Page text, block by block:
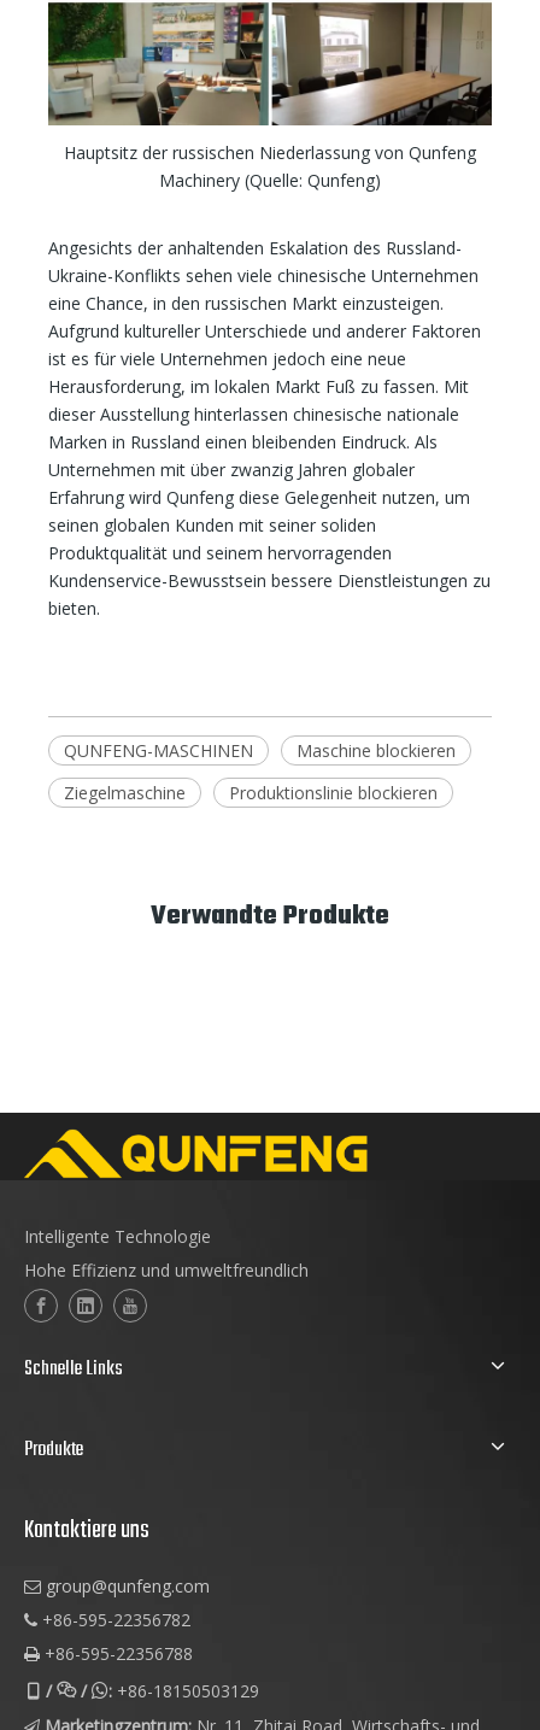
Hauptsitz der russischen Niederlassung von Qunfeng
Machinery (Quelle: Qunfeng)
Angesichts der anhaltenden Eskalation des Russland-
Ukraine-Konflikts sehen viele chinesische Unternehmen
eine Chance, in den russischen Markt einzusteigen.
Aufgrund kultureller Unterschiede und anderer Faktoren
ist es für viele Unternehmen jedoch eine neue
Herausforderung, im lokalen Markt Fuß zu fassen. Mit
dieser Ausstellung hinterlassen chinesische nationale
Marken in Russland einen bleibenden Eindruck. Als
Unternehmen mit über zwanzig Jahren globaler
Erfahrung wird Qunfeng diese Gelegenheit nutzen, um
seinen globalen Kunden mit seiner soliden
Produktqualität und seinem hervorragenden
Kundenservice-Bewusstsein bessere Dienstleistungen zu
bieten.
QUNFENG-MASCHINEN
Maschine blockieren
Ziegelmaschine
Produktionslinie blockieren
Verwandte Produkte
Intelligente Technologie
Hohe Effizienz und umweltfreundlich
Schnelle Links
Produkte
Kontaktiere uns
 group@qunfeng.com
 +86-595-22356782
 +86-595-22356788
 //: +86-18150503129